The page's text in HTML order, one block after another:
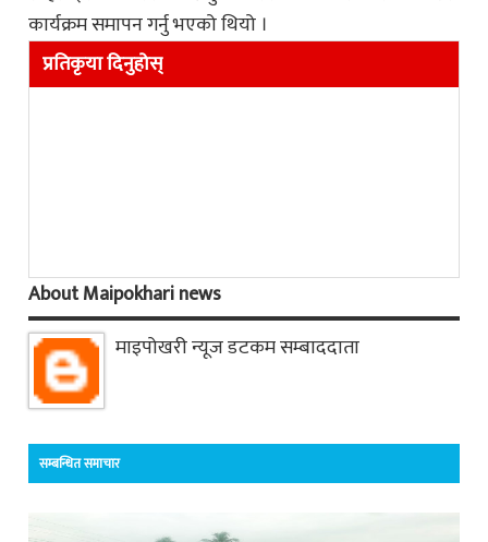
कार्यक्रम समापन गर्नु भएको थियो ।
प्रतिकृया दिनुहोस्
About Maipokhari news
माइपोखरी न्यूज डटकम सम्बाददाता
सम्बन्धित समाचार